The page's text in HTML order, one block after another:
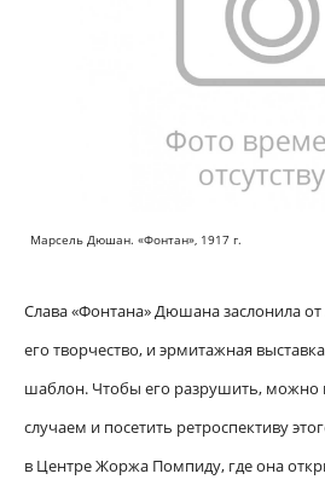
Марсель Дюшан. «Фонтан», 1917 г.
Слава «Фонтана» Дюшана заслонила от
его творчество, и эрмитажная
шаблон. Чтобы его разрушить, можно
случаем и посетить ретроспективу
в Центре Жоржа Помпиду, где она